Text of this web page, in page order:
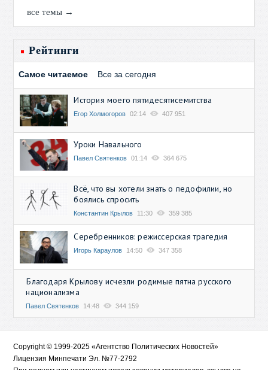
все темы →
Рейтинги
Самое читаемое Все за сегодня
История моего пятидесятисемитства
Егор Холмогоров 02:14 407 951
Уроки Навального
Павел Святенков 01:14 364 675
Всё, что вы хотели знать о педофилии, но
боялись спросить
Константин Крылов 11:30 359 385
Серебренников: режиссерская трагедия
Игорь Караулов 14:50 347 358
Благодаря Крылову исчезли родимые пятна русского
национализма
Павел Святенков 14:48 344 159
Copyright © 1999-2025 «Агентство Политических Новостей»
Лицензия Минпечати Эл. №77-2792